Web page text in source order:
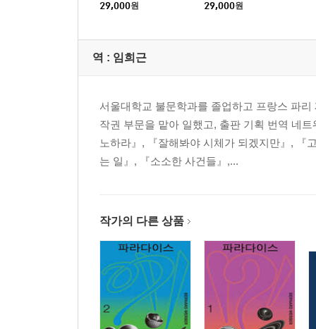
29,000원 29,000원
역 : 임희근
서울대학교 불문학과를 졸업하고 프랑스 파
작권 부문을 맡아 일했고, 출판 기획 번역 네
노하라』, 『잘해봐야 시체가 되겠지만』, 『
는 일』, 『소소한 사건들』,...
작가의 다른 상품